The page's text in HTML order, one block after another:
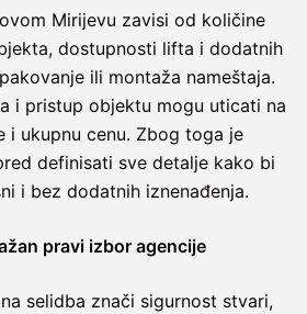
Mirijevu zavisi od količine
dostupnosti lifta i dodatnih
ili montaža nameštaja.
i pristup objektu mogu uticati na
i ukupnu cenu. Zbog toga je
definisati sve detalje kako bi
i bez dodatnih iznenađenja.
pravi izbor agencije
selidba znači sigurnost stvari,